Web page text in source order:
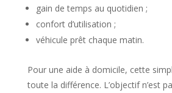
gain de temps au quotidien ;
confort d’utilisation ;
véhicule prêt chaque matin.
Pour une aide à domicile, cette
toute la différence. L’objectif n’est